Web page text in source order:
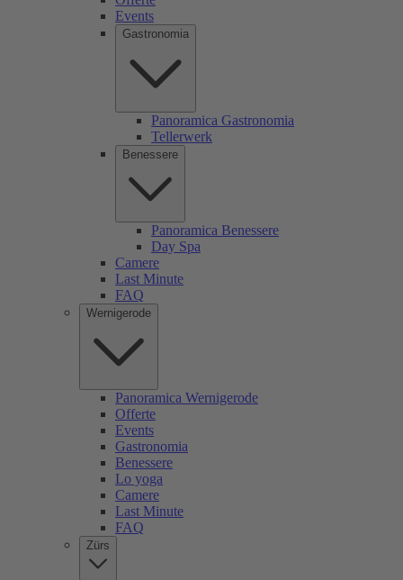
Events
Gastronomia
Panoramica Gastronomia
Tellerwerk
Benessere
Panoramica Benessere
Day Spa
Camere
Last Minute
FAQ
Wernigerode
Panoramica Wernigerode
Offerte
Events
Gastronomia
Benessere
Lo yoga
Camere
Last Minute
FAQ
Zürs